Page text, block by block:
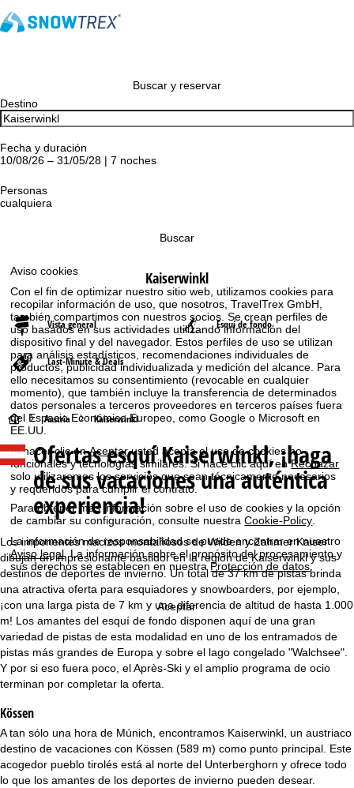
Aviso cookies
Con el fin de optimizar nuestro sitio web, utilizamos cookies para
recopilar información de uso, que nosotros, TravelTrex GmbH,
también compartimos con nuestros socios. Se crean perfiles de
uso basados en sus actividades utilizando información del
dispositivo final y del navegador. Estos perfiles de uso se utilizan
para análisis estadísticos, recomendaciones individuales de
productos, publicidad individualizada y medición del alcance. Para
ello necesitamos su consentimiento (revocable en cualquier
momento), que también incluye la transferencia de determinados
datos personales a terceros proveedores en terceros países fuera
del Espacio Económico Europeo, como Google o Microsoft en
EE.UU.
Al hacer clic enAceptarusted acepta el uso de cookies no
funcionales y tecnologías similares. Si hace clic aquí enRechazar
solo utilizaremos los servicios que sean técnicamente necesarios
y requeridos para cumplir el contrato.
Para obtener más información sobre el uso de cookies y la opción
de cambiar su configuración, consulte nuestraCookie-Policy
La información de responsabilidad se puede encontrar en nuestro
Aviso legal. La información sobre el propósito del procesamiento y
sus derechos se establecen en nuestra Protección de datos.
Aceptar
Buscar y reservar
Destino
Fecha y duración
10/08/26 – 31/05/28 | 7 noches
Personas
cualquiera
Buscar
Kaiserwinkl
Vista general Esquí de fondo
Last-Minute & Deals
P
á
g
i
n
a
p
r
n
i
Austria Kaiserwinkl
Ofertas esquí Kaiserwinkl, ¡haga
de sus vacaciones una auténtica
experiencia!
Los imponentes macizos montañosos de Wilden y Zahmer Kaiser
dibujan un impresionante bastidor en la región de Kaiserwinkl y sus
destinos de deportes de invierno. Un total de 37 km de pistas brinda
una atractiva oferta para esquiadores y snowboarders, por ejemplo,
¡con una larga pista de 7 km y una diferencia de altitud de hasta 1.000
m! Los amantes del esquí de fondo disponen aquí de una gran
variedad de pistas de esta modalidad en uno de los entramados de
pistas más grandes de Europa y sobre el lago congelado "Walchsee".
Y por si eso fuera poco, el Après-Ski y el amplio programa de ocio
terminan por completar la oferta.
Kössen
A tan sólo una hora de Múnich, encontramos Kaiserwinkl, un austriaco
destino de vacaciones con Kössen (589 m) como punto principal. Este
acogedor pueblo tirolés está al norte del Unterberghorn y ofrece todo
lo que los amantes de los deportes de invierno pueden desear.